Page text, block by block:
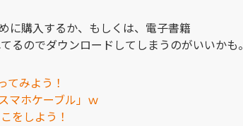
に購入するか、もしくは、電子書籍
るのでダウンロードしてしまうのがいいかも。
みよう！
マホケーブル」ｗ
をしよう！